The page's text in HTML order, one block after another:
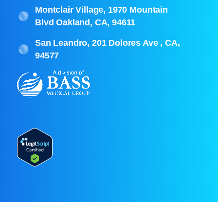
Montclair Village, 1970 Mountain
Blvd Oakland, CA, 94611
San Leandro, 201 Dolores Ave , CA,
94577